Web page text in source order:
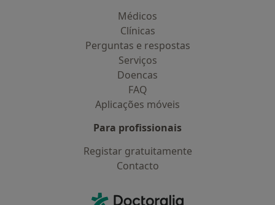
Médicos
Clínicas
Perguntas e respostas
Serviços
Doencas
FAQ
Aplicações móveis
Para profissionais
Registar gratuitamente
Contacto
Doctoralia - Homepage